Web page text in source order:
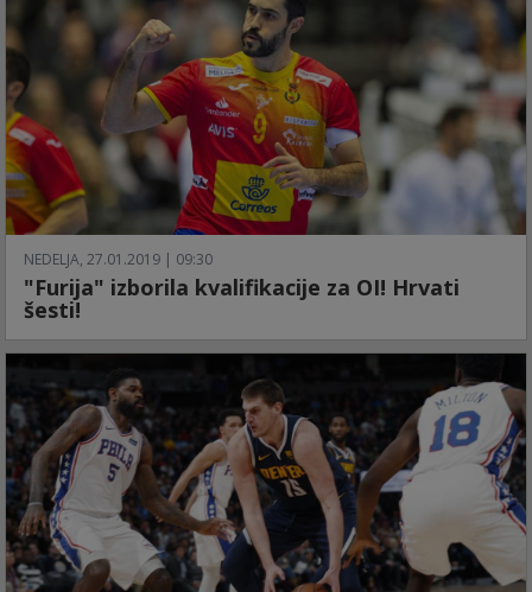
NEDELJA, 27.01.2019 | 09:30
"Furija" izborila kvalifikacije za OI! Hrvati
šesti!